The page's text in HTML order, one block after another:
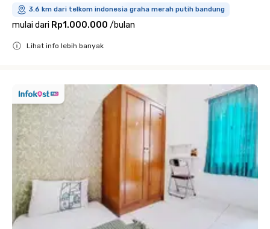
3.6 km dari telkom indonesia graha merah putih bandung
mulai dari Rp1.000.000 /bulan
Lihat info lebih banyak